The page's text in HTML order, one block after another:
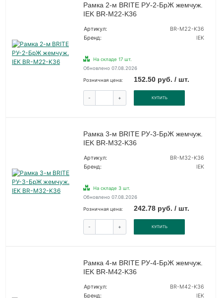
Рамка 2-м BRITE РУ-2-БрЖ жемчуж.
IEK BR-M22-K36
Артикул:
BR-M22-K36
Бренд:
IEK
На складе 17 шт.
Обновлено 07.08.2026
Розничная цена: 152.50 руб. / шт.
- + КУПИТЬ
Рамка 3-м BRITE РУ-3-БрЖ жемчуж.
IEK BR-M32-K36
Артикул:
BR-M32-K36
Бренд:
IEK
На складе 3 шт.
Обновлено 07.08.2026
Розничная цена: 242.78 руб. / шт.
- + КУПИТЬ
Рамка 4-м BRITE РУ-4-БрЖ жемчуж.
IEK BR-M42-K36
Артикул:
BR-M42-K36
Бренд:
IEK